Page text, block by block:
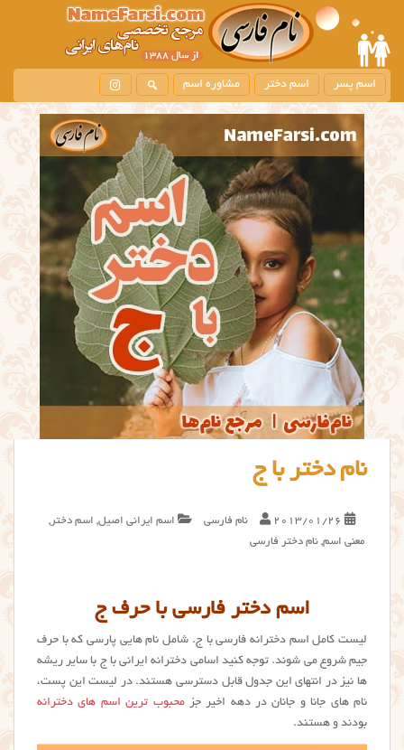
m
i
c
n
t
اسم پسر اسم دختر مشاوره اسم
نام دختر با ج
2013/01/26 نام فارسی اسم ایرانی اصیل, اسم دختر ,
معنی اسم, نام دختر فارسی
اسم دختر فارسی با حرف ج
لیست کامل اسم دخترانه فارسی با ج. شامل نام هایی پارسی که با حرف
جیم شروع می شوند. توجه کنید اسامی دخترانه ایرانی با ج با سایر ریشه
ها نیز در انتهای این جدول قابل دسترسی هستند. در لیست این پست،
نام های جانا و جانان در دهه اخیر جزمحبوب ترین اسم های دخترانه
بودند و هستند.